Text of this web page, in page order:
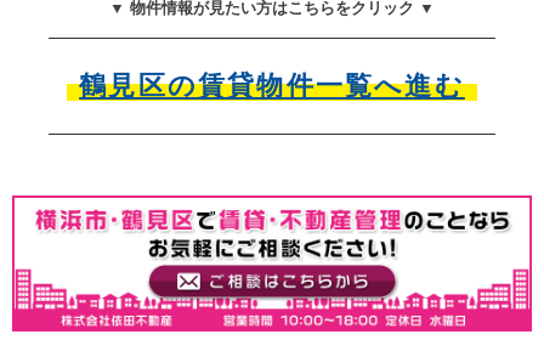
▼ 物件情報が見たい方はこちらをクリック ▼
鶴見区の賃貸物件一覧へ進む